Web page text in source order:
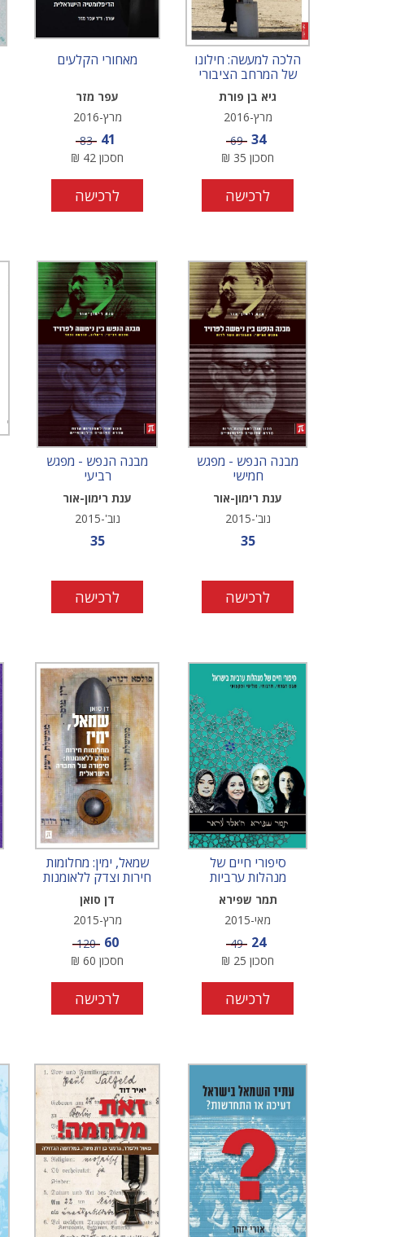
הלכה למעשה: חילונו
של המרחב הציבורי
גיא בן פורת
מרץ-2016
מחיר מבצע
34 מחיר
69
חסכון 35
₪
לרכישה
מאחורי הקלעים
עפר מזר
מרץ-2016
מחיר מבצע
41 מחיר
83
חסכון 42
₪
לרכישה
מבנה הנפש - מפגש
חמישי
ענת רימון-אור
נוב'-2015
מחיר מבצע
35
לרכישה
מבנה הנפש - מפגש
רביעי
ענת רימון-אור
נוב'-2015
מחיר מבצע
35
לרכישה
סיפורי חיים של
מנהלות ערביות
תמר שפירא
מאי-2015
מחיר מבצע
24 מחיר
49
חסכון 25
₪
לרכישה
שמאל, ימין: מחלומות
חירות וצדק ללאומנות
דן סואן
מרץ-2015
מחיר מבצע
60 מחיר
120
חסכון 60
₪
לרכישה